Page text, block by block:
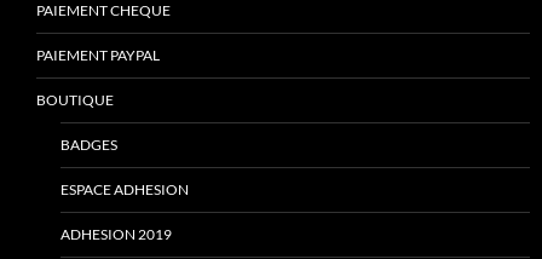
PAIEMENT CHEQUE
PAIEMENT PAYPAL
BOUTIQUE
BADGES
ESPACE ADHESION
ADHESION 2019